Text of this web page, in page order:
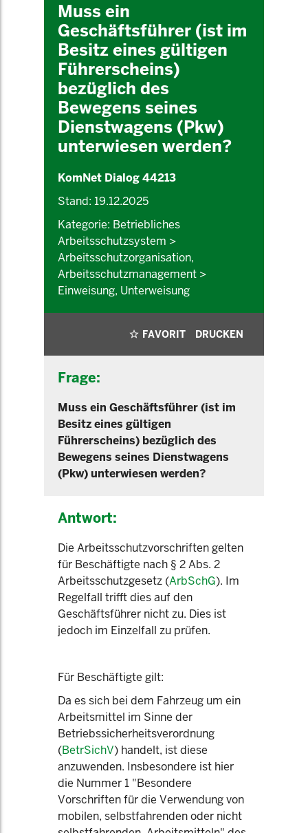
Muss ein
Geschäftsführer (ist im
Besitz eines gültigen
Führerscheins)
bezüglich des
Bewegens seines
Dienstwagens (Pkw)
unterwiesen werden?
KomNet Dialog 44213
Stand: 19.12.2025
Kategorie: Betriebliches
Arbeitsschutzsystem >
Arbeitsschutzorganisation,
Arbeitsschutzmanagement >
Einweisung, Unterweisung
FAVORIT DRUCKEN
Frage:
Muss ein Geschäftsführer (ist im
Besitz eines gültigen
Führerscheins) bezüglich des
Bewegens seines Dienstwagens
(Pkw) unterwiesen werden?
Antwort:
Die Arbeitsschutzvorschriften gelten
für Beschäftigte nach § 2 Abs. 2
Arbeitsschutzgesetz (ArbSchG). Im
Regelfall trifft dies auf den
Geschäftsführer nicht zu. Dies ist
jedoch im Einzelfall zu prüfen.
Für Beschäftigte gilt:
Da es sich bei dem Fahrzeug um ein
Arbeitsmittel im Sinne der
Betriebssicherheitsverordnung
(BetrSichV) handelt, ist diese
anzuwenden. Insbesondere ist hier
die Nummer 1 "Besondere
Vorschriften für die Verwendung von
mobilen, selbstfahrenden oder nicht